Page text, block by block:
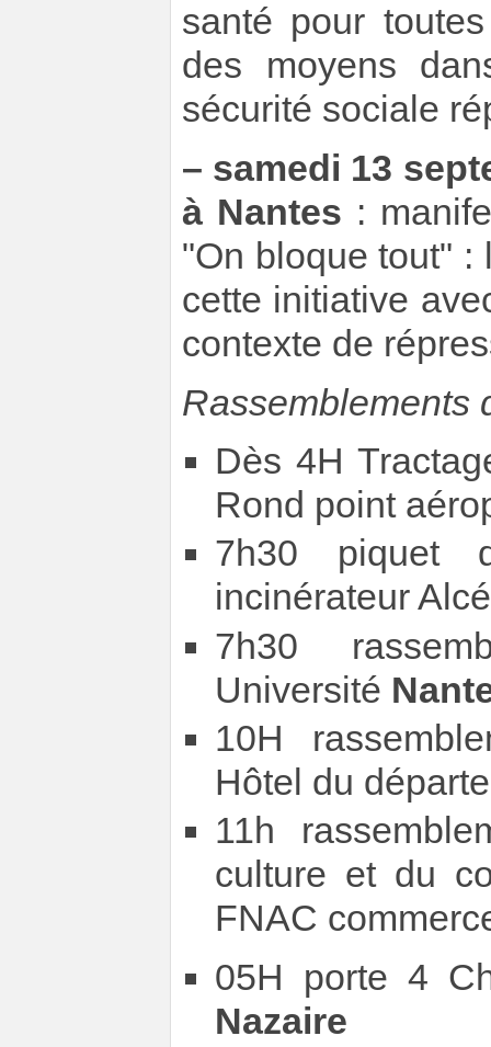
santé pour
des moyens
sécurité sociale
– samedi 13
à Nantes :
"On bloque tout" :
cette initiative
contexte de
Rassemblements
Dès 4H
Rond point
7h30 piquet
incinérateur
7h30
Université
10H
Hôtel du
11h
culture et du
FNAC
05H porte 4
Nazaire